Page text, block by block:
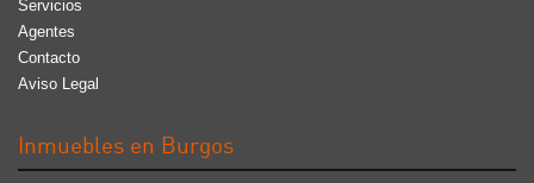
Servicios
Agentes
Contacto
Aviso Legal
Inmuebles en Burgos